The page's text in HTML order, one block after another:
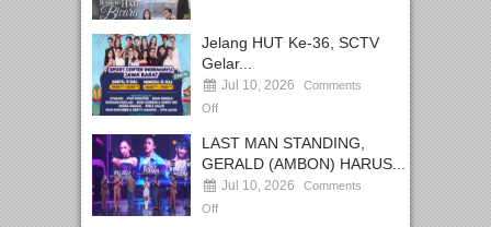
Jelang HUT Ke-36, SCTV
Gelar...
Jul 10, 2026
Comments
Off
LAST MAN STANDING,
GERALD (AMBON) HARUS...
Jul 10, 2026
Comments
Off